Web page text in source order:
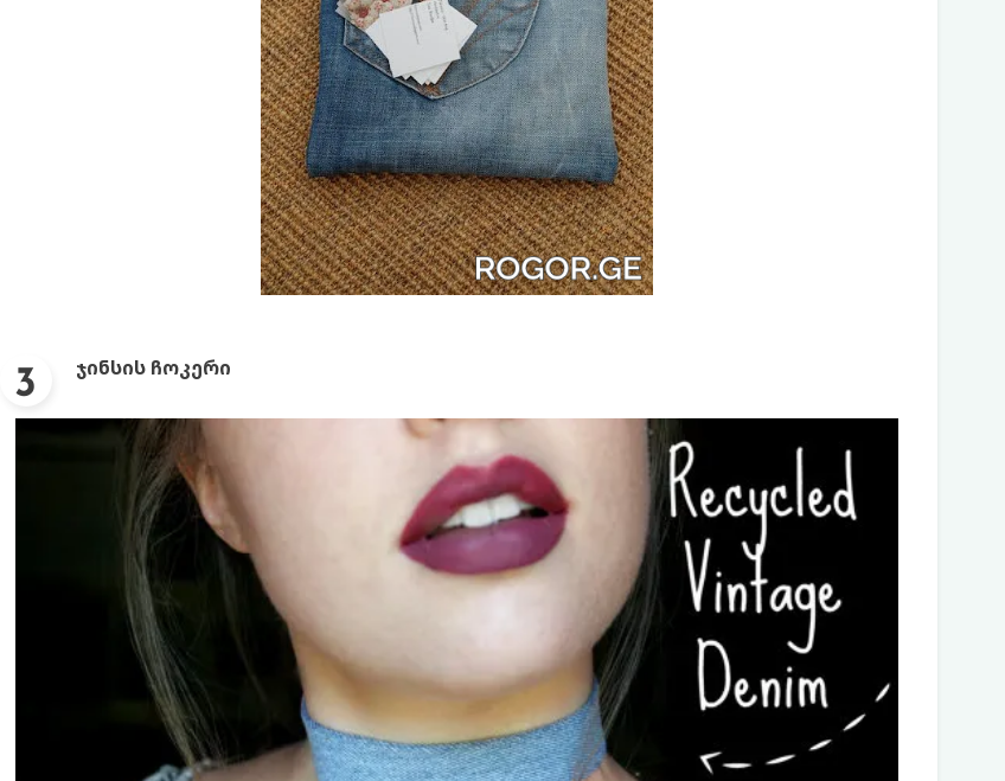
ჯინსის ჩოკერი